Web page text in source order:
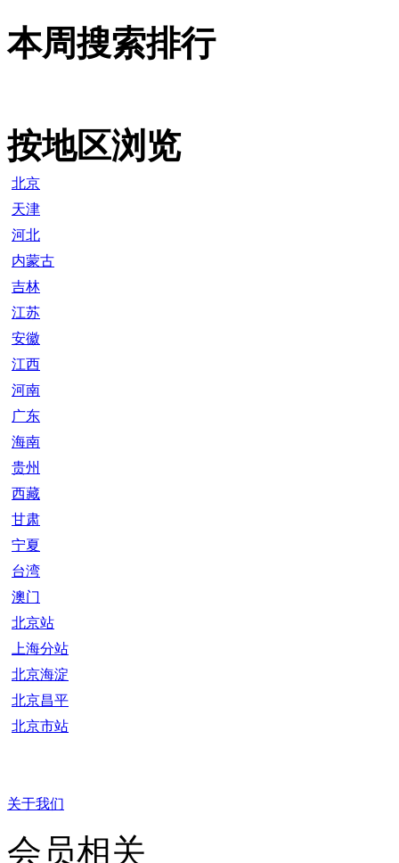
本周搜索排行
按地区浏览
北京
天津
河北
内蒙古
吉林
江苏
安徽
江西
河南
广东
海南
贵州
西藏
甘肃
宁夏
台湾
澳门
北京站
上海分站
北京海淀
北京昌平
北京市站
关于我们
会员相关